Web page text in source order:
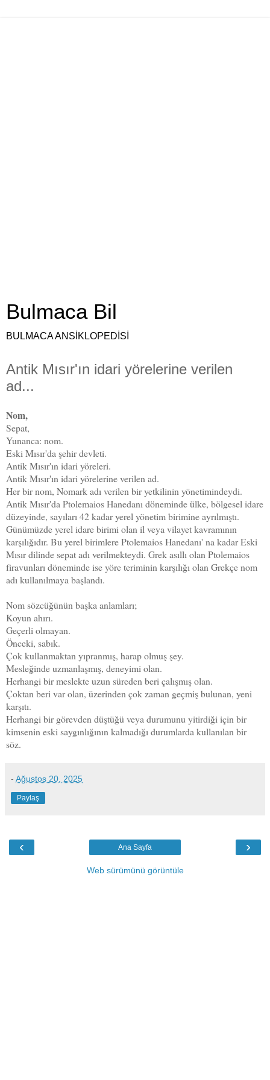
Bulmaca Bil
BULMACA ANSİKLOPEDİSİ
Antik Mısır'ın idari yörelerine verilen
ad...
Nom,
Sepat,
Yunanca: nom.
Eski Mısır'da şehir devleti.
Antik Mısır'ın idari yöreleri.
Antik Mısır'ın idari yörelerine verilen ad.
Her bir nom, Nomark adı verilen bir yetkilinin yönetimindeydi.
Antik Mısır'da Ptolemaios Hanedanı döneminde ülke, bölgesel idare
düzeyinde, sayıları 42 kadar yerel yönetim birimine ayrılmıştı.
Günümüzde yerel idare birimi olan il veya vilayet kavramının
karşılığıdır. Bu yerel birimlere Ptolemaios Hanedanı' na kadar Eski
Mısır dilinde sepat adı verilmekteydi. Grek asıllı olan Ptolemaios
firavunları döneminde ise yöre teriminin karşılığı olan Grekçe nom
adı kullanılmaya başlandı.
Nom sözcüğünün başka anlamları;
Koyun ahırı.
Geçerli olmayan.
Önceki, sabık.
Çok kullanmaktan yıpranmış, harap olmuş şey.
Mesleğinde uzmanlaşmış, deneyimi olan.
Herhangi bir meslekte uzun süreden beri çalışmış olan.
Çoktan beri var olan, üzerinden çok zaman geçmiş bulunan, yeni
karşıtı.
Herhangi bir görevden düştüğü veya durumunu yitirdiği için bir
kimsenin eski saygınlığının kalmadığı durumlarda kullanılan bir
söz.
- Ağustos 20, 2025
Paylaş
‹ ›
Ana Sayfa
Web sürümünü görüntüle